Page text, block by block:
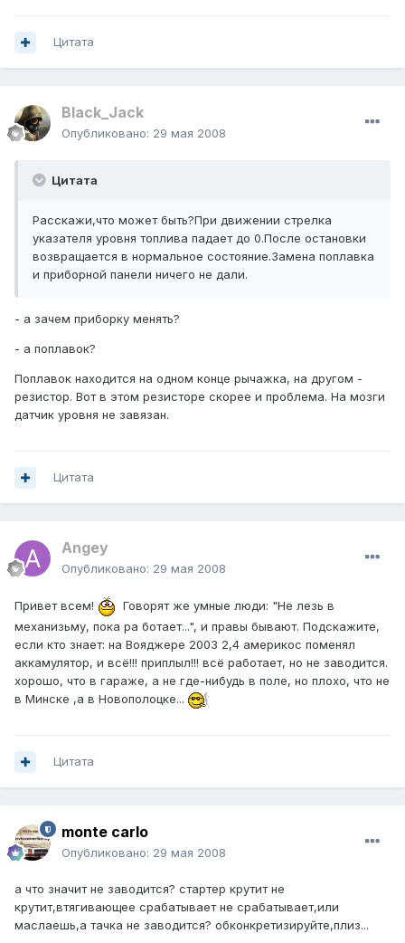
Цитата
Black_Jack
Опубликовано: 29 мая 2008
Цитата
Расскажи,что может быть?При движении стрелка
указателя уровня топлива падает до 0.После остановки
возвращается в нормальное состояние.Замена поплавка
и приборной панели ничего не дали.
- а зачем приборку менять?
- а поплавок?
Поплавок находится на одном конце рычажка, на другом -
резистор. Вот в этом резисторе скорее и проблема. На мозги
датчик уровня не завязан.
Цитата
Angey
Опубликовано: 29 мая 2008
Привет всем!
Говорят же умные люди: "Не лезь в
механизьму, пока ра ботает...", и правы бывают. Подскажите,
если кто знает: на Вояджере 2003 2,4 америкос поменял
аккамулятор, и всё!!! приплыл!!! всё работает, но не заводится.
хорошо, что в гараже, а не где-нибудь в поле, но плохо, что не
в Минске ,а в Новополоцке...
Цитата
monte carlo
Опубликовано: 29 мая 2008
а что значит не заводится? стартер крутит не
крутит,втягивающее срабатывает не срабатывает,или
маслаешь,а тачка не заводится? обконкретизируйте,плиз...